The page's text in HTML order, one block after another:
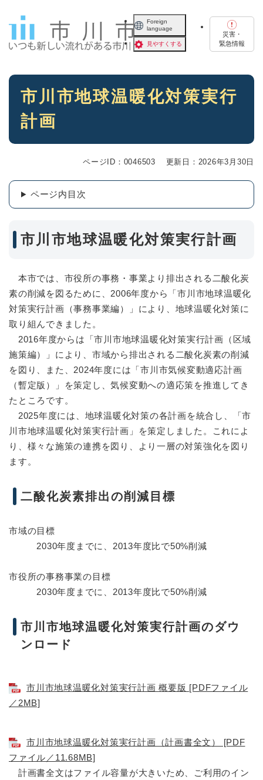
Foreign
language
見やすくする
災害・
緊急情報
本
市川市地球温暖化対策実行
計画
ページID：0046503 更新日：2026年3月30日
ページ内目次
市川市地球温暖化対策実行計画
本市では、市役所の事務・事業より排出される二酸化炭
素の削減を図るために、2006年度から「市川市地球温暖化
対策実行計画（事務事業編）」により、地球温暖化対策に
取り組んできました。
2016年度からは「市川市地球温暖化対策実行計画（区域
施策編）」により、市域から排出される二酸化炭素の削減
を図り、また、2024年度には「市川市気候変動適応計画
（暫定版）」を策定し、気候変動への適応策を推進してき
たところです。
2025年度には、地球温暖化対策の各計画を統合し、「市
川市地球温暖化対策実行計画」を策定しました。これによ
り、様々な施策の連携を図り、より一層の対策強化を図り
ます。
二酸化炭素排出の削減目標
市域の目標
2030年度までに、2013年度比で50%削減
市役所の事務事業の目標
2030年度までに、2013年度比で50%削減
市川市地球温暖化対策実行計画のダウ
ンロード
市川市地球温暖化対策実行計画 概要版 [PDFファイル
／2MB]
市川市地球温暖化対策実行計画（計画書全文） [PDF
ファイル／11.68MB]
計画書全文はファイル容量が大きいため、ご利用のイン